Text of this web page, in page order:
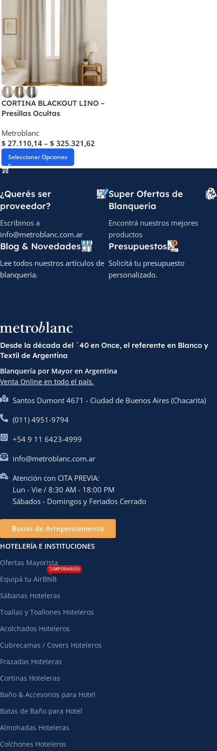
CORTINA BLACKOUT LINO –
Presillas Ocultas
Metroblanc
$ 27.110,14 – $ 325.321,62
Seleccionar Opciones
¿Querés ser
proveedor?
Escribinos a
info@metroblanc.com.ar
Super Ofertas de
Blanquería
Encontrá nuestros mejores
productos
Blog & Novedades
Lee todos nuestros artículos de
blanquería.
Presupuestos
Solicitá tu presupuesto
personalizado.
Desde la década del ´40 en Once, el referente en Blanco y
Textil de Argentina
Blanquería por Mayor en Argentina
Venta Online en todo el país.
Santos Dumont 4671 - Ciudad de Buenos Aires (Chacarita)
(011) 4951-9794
+54 9 11 6423-4999
info@metroblanc.com.ar
Atención con CITA PREVIA:
Lun - Vie / 8:30 AM - 18:00 PM
Sábados - Domingos y Feriados Cerrado
Botón de Arrepentimiento
HOTELERÍA E INSTITUCIONES
Ofertas Mayorista
Equipá tu AirBNB
TEMPORARIOS
Sábanas Hoteleras
Toallas y Toallones Hoteleros
Acolchados Hoteleros
Cubrecamas / Covers Hoteleros
Frazadas Hoteleras
Cortinas Hoteleras
Baño & Accesorios para Hotel
Batas de Baño para Hotel
Almohadas Hoteleras
Colchones Hoteleros